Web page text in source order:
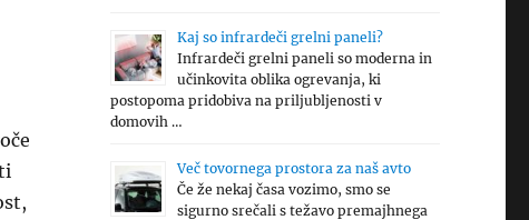
Kaj so infrardeči grelni paneli?
Infrardeči grelni paneli so moderna in
učinkovita oblika ogrevanja, ki
postopoma pridobiva na priljubljenosti v
domovih …
Več tovornega prostora za naš avto
Če že nekaj časa vozimo, smo se
sigurno srečali s težavo premajhnega